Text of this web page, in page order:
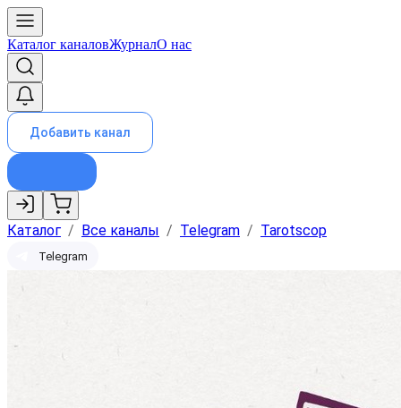
Каталог каналовЖурналО нас
Добавить канал
Каталог / Все каналы / Telegram / Tarotscop
Telegram